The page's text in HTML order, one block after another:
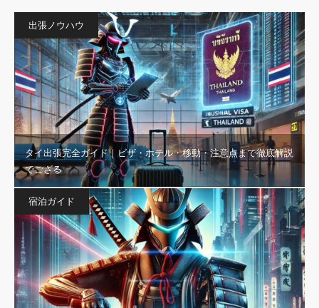
出張ノウハウ
タイ出張完全ガイド｜ビザ・ホテル・移動・注意点まで徹底解説
でござる
宿泊ガイド